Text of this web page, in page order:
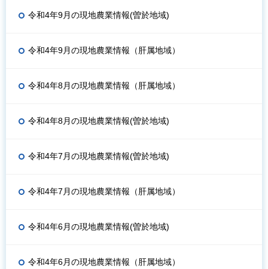
令和4年9月の現地農業情報(曽於地域)
令和4年9月の現地農業情報（肝属地域）
令和4年8月の現地農業情報（肝属地域）
令和4年8月の現地農業情報(曽於地域)
令和4年7月の現地農業情報(曽於地域)
令和4年7月の現地農業情報（肝属地域）
令和4年6月の現地農業情報(曽於地域)
令和4年6月の現地農業情報（肝属地域）